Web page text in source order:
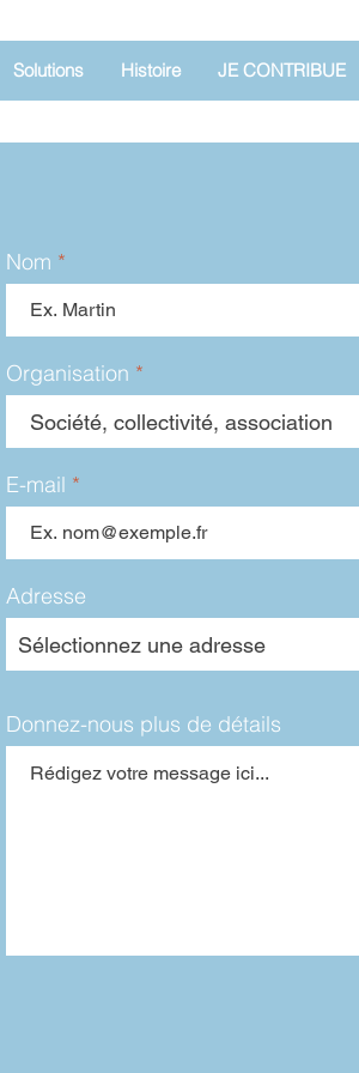
Solutions Histoire JE CONTRIBUE
Nom
Organisation
E-mail
Adresse
Donnez-nous plus de détails